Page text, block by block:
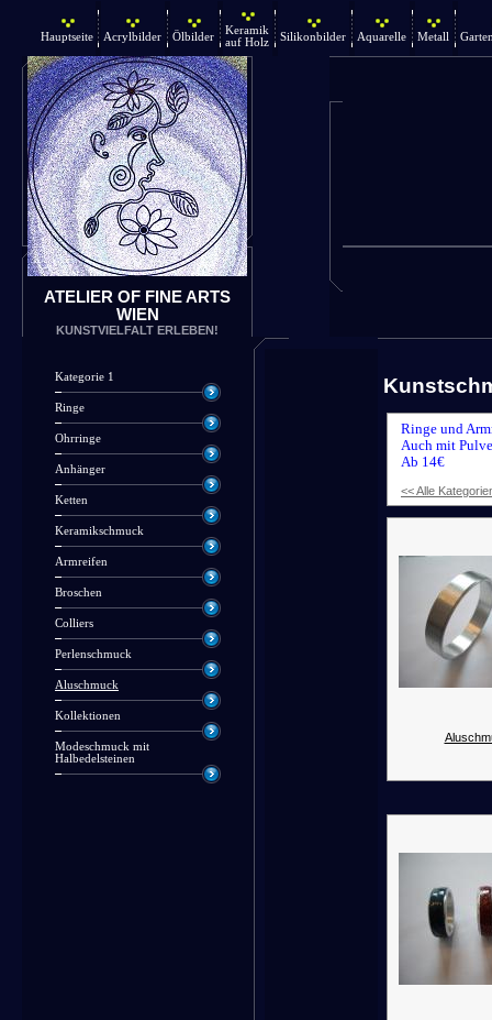
Hauptseite Acrylbilder Ölbilder
Keramik
auf Holz
Silikonbilder Aquarelle Metall
ATELIER OF FINE ARTS
WIEN
KUNSTVIELFALT ERLEBEN!
Kategorie 1
Ringe
Ohrringe
Anhänger
Ketten
Keramikschmuck
Armreifen
Broschen
Colliers
Perlenschmuck
Aluschmuck
Kollektionen
Modeschmuck mit
Halbedelsteinen
Ringe und
Auch mit
Ab 14€
<< Alle